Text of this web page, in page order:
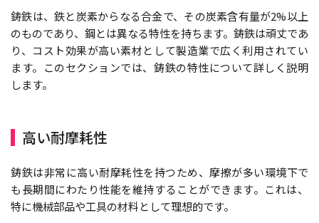
鋳鉄は、鉄と炭素からなる合金で、その炭素含有量が2%以上
のものであり、鋼とは異なる特性を持ちます。鋳鉄は頑丈であ
り、コスト効果が高い素材として製造業で広く利用されてい
ます。このセクションでは、鋳鉄の特性について詳しく説明
します。
高い耐摩耗性
鋳鉄は非常に高い耐摩耗性を持つため、摩擦が多い環境下で
も長期間にわたり性能を維持することができます。これは、
特に機械部品や工具の材料として理想的です。